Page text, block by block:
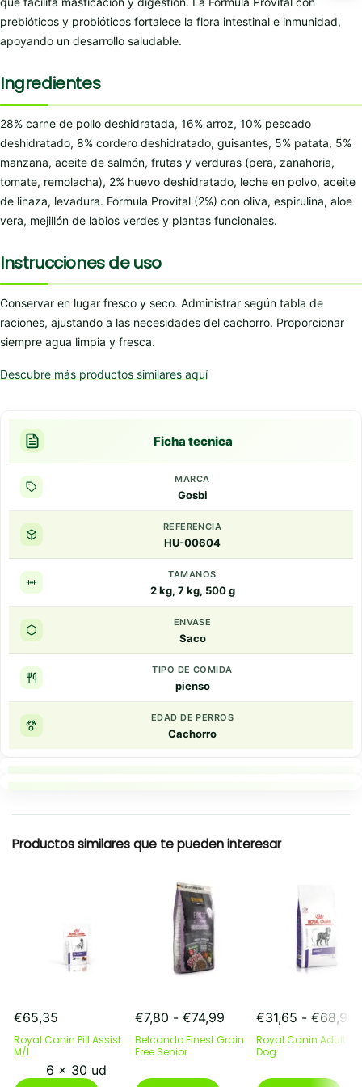
prebióticos y probióticos fortalece la flora intestinal e inmunidad,
apoyando un desarrollo saludable.
Ingredientes
28% carne de pollo deshidratada, 16% arroz, 10% pescado
deshidratado, 8% cordero deshidratado, guisantes, 5% patata, 5%
manzana, aceite de salmón, frutas y verduras (pera, zanahoria,
tomate, remolacha), 2% huevo deshidratado, leche en polvo, aceite
de linaza, levadura. Fórmula Provital (2%) con oliva, espirulina, aloe
vera, mejillón de labios verdes y plantas funcionales.
Instrucciones de uso
Conservar en lugar fresco y seco. Administrar según tabla de
raciones, ajustando a las necesidades del cachorro. Proporcionar
siempre agua limpia y fresca.
Descubre más productos similares aquí
Ficha tecnica
MARCA
Gosbi
REFERENCIA
HU-00604
TAMANOS
2 kg, 7 kg, 500 g
ENVASE
Saco
TIPO DE COMIDA
pienso
EDAD DE PERROS
Cachorro
Productos similares que te pueden interesar
€65,35
Royal Canin Pill Assist
M/L
6 x 30 ud
€7,80 - €74,99 Rango
de
precios:
Belcando Finest Grain
Free Senior
€31,65 - €68,90
Royal Canin Adult
Dog